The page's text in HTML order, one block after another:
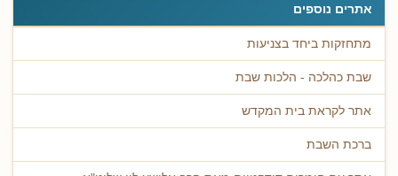
אתרים נוספים
מתחזקות ביחד בצניעות
שבת כהלכה - הלכות שבת
אתר לקראת בית המקדש
ברכת השבת